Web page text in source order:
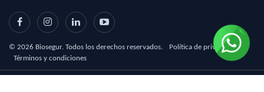
© 2026 Biosegur. Todos los derechos reservados. Política de privacidad
|
Términos y condiciones